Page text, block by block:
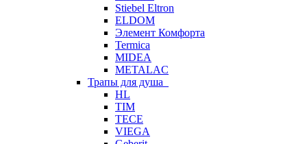
Stiebel Eltron
ELDOM
Элемент Комфорта
Termica
MIDEA
METALAC
Трапы для душа
HL
TIM
TECE
VIEGA